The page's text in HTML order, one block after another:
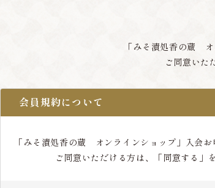
「みそ漬処香の蔵
ご同意いた
会員規約について
「みそ漬処香の蔵 オンラインショップ」入会
ご同意いただける方は、「同意する」